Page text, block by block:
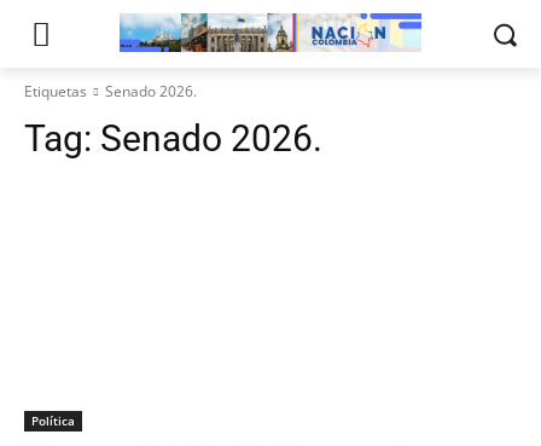
Etiquetas Senado 2026.
Tag: Senado 2026.
Política